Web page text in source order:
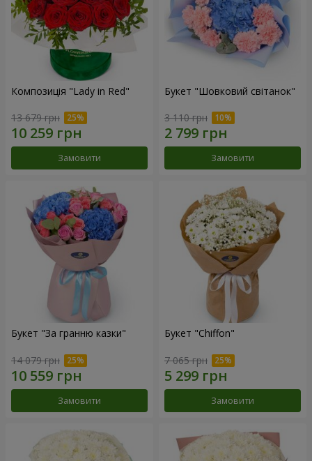
Композиція "Lady in Red"
13 679 грн
Замовити
Букет "Шовковий світанок"
3 110 грн
Замовити
Букет "За гранню казки"
14 079 грн
Замовити
Букет "Chiffon"
7 065 грн
Замовити